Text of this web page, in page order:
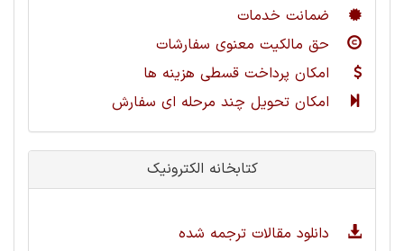
ضمانت خدمات
حق مالکیت معنوی سفارشات
امکان پرداخت قسطی هزینه ها
امکان تحویل چند مرحله ای سفارش
کتابخانه الکترونیک
دانلود مقالات ترجمه شده